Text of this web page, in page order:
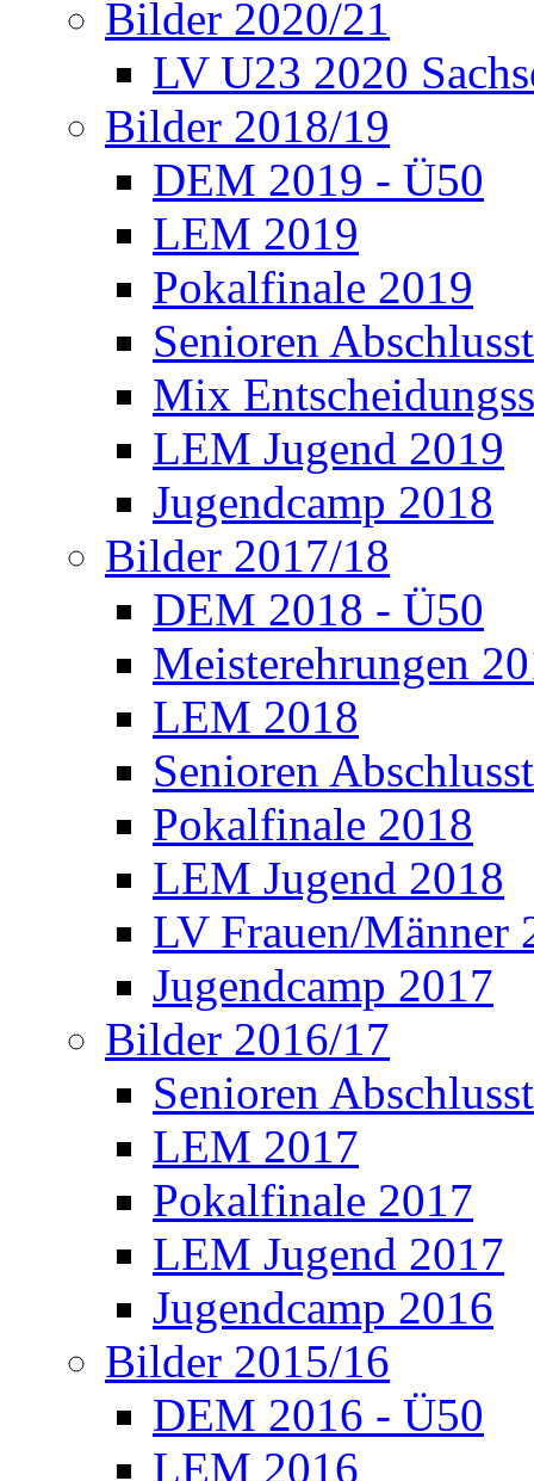
Bilder 2020/21
LV U23 2020
Bilder 2018/19
DEM 2019 - Ü50
LEM 2019
Pokalfinale 2019
Senioren
Mix
LEM Jugend 2019
Jugendcamp 2018
Bilder 2017/18
DEM 2018 - Ü50
Meisterehrungen
LEM 2018
Senioren
Pokalfinale 2018
LEM Jugend 2018
LV Frauen/Männer
Jugendcamp 2017
Bilder 2016/17
Senioren
LEM 2017
Pokalfinale 2017
LEM Jugend 2017
Jugendcamp 2016
Bilder 2015/16
DEM 2016 - Ü50
LEM 2016